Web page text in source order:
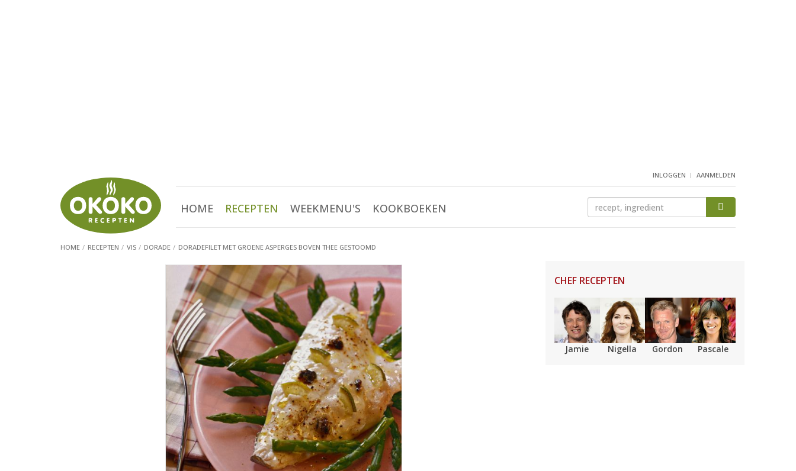
INLOGGEN AANMELDEN
HOME RECEPTEN WEEKMENU'S KOOKBOEKEN
HOME RECEPTEN VIS DORADE DORADEFILET MET GROENE ASPERGES BOVEN THEE GESTOOMD
CHEF RECEPTEN
Jamie Nigella Gordon Pascale